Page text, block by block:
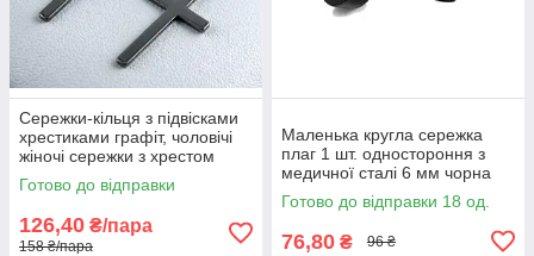
Сережки-кільця з підвісками
хрестиками графіт, чоловічі
жіночі сережки з хрестом
(пара)
Готово до відправки
126,40 ₴/пара
158 ₴/пара
Маленька кругла сережка
плаг 1 шт. одностороння з
медичної сталі 6 мм чорна
JAVRICK
Готово до відправки 18 од.
76,80 ₴ 96 ₴